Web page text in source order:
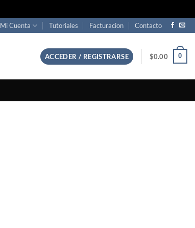
Mi Cuenta Tutoriales Facturacion Contacto
ACCEDER / REGISTRARSE $0.00 0